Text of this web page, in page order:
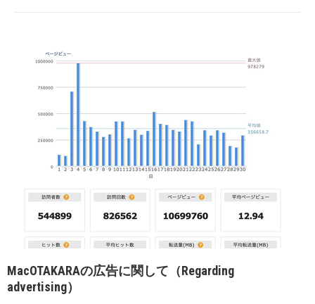
MacOTAKARAの広告に関して（Regarding
advertising）